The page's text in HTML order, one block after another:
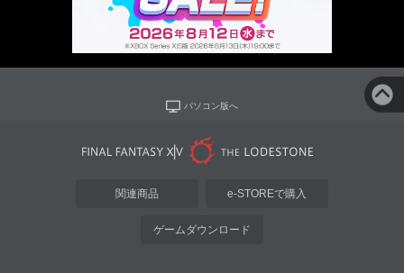
パソコン版へ
関連商品 e-STOREで購入
ゲームダウンロード